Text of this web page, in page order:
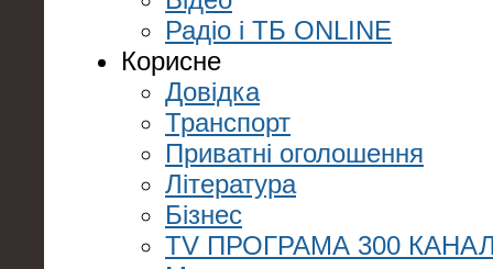
Радіо і ТБ ONLINE
Корисне
Довідка
Транспорт
Приватні оголошення
Література
Бізнес
TV ПРОГРАМА 300